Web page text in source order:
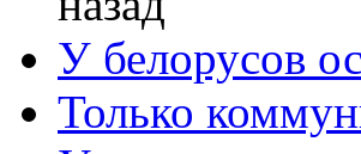
У белорусов
Только